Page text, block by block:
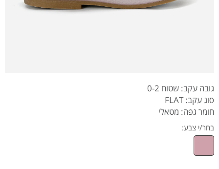
גובה עקב: שטוח 0-2
סוג עקב: FLAT
חומר גפה: מטאלי
בחר/י צבע: